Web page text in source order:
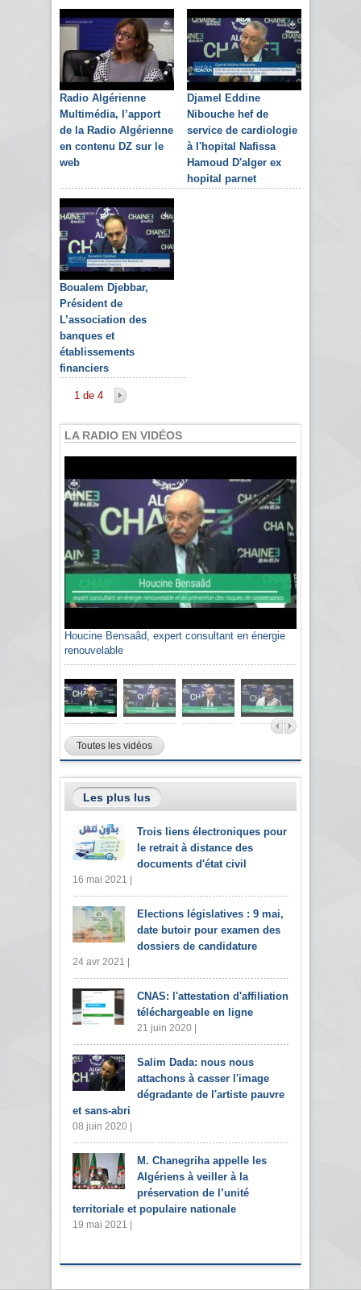
Radio Algérienne
Multimédia, l’apport
de la Radio Algérienne
en contenu DZ sur le
web
Djamel Eddine
Nibouche hef de
service de cardiologie
à l'hopital Nafissa
Hamoud D'alger ex
hopital parnet
Boualem Djebbar,
Président de
L’association des
banques et
établissements
financiers
1 de 4
LA RADIO EN VIDÉOS
Houcine Bensaâd, expert consultant en énergie
renouvelable
Toutes les vidéos
Les plus lus
Trois liens électroniques pour
le retrait à distance des
documents d'état civil
16 mai 2021 |
Elections législatives : 9 mai,
date butoir pour examen des
dossiers de candidature
24 avr 2021 |
CNAS: l'attestation d'affiliation
téléchargeable en ligne
21 juin 2020 |
Salim Dada: nous nous
attachons à casser l'image
dégradante de l'artiste pauvre
et sans-abri
08 juin 2020 |
M. Chanegriha appelle les
Algériens à veiller à la
préservation de l’unité
territoriale et populaire nationale
19 mai 2021 |